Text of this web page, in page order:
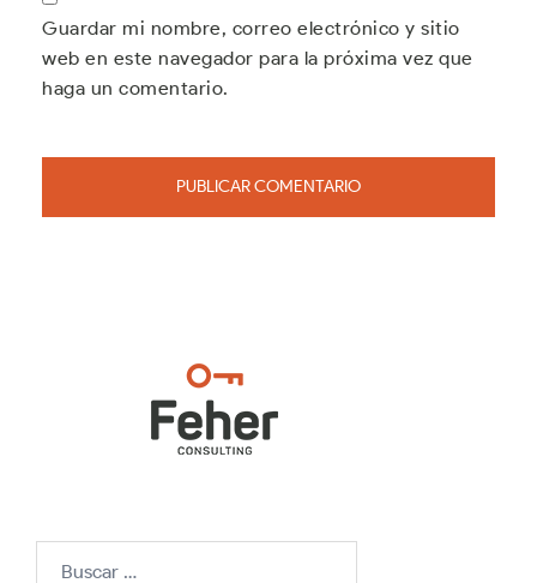
Guardar mi nombre, correo electrónico y sitio
web en este navegador para la próxima vez que
haga un comentario.